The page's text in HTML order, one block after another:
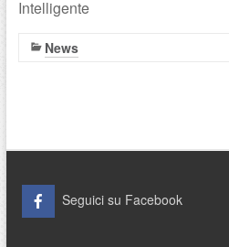
Intelligente
News
Seguici su Facebook